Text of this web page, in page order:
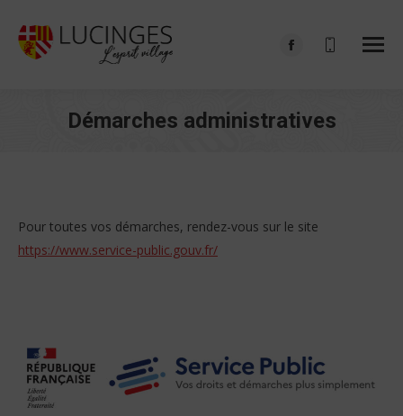
Facebook
in
Démarches administratives
Pour toutes vos démarches, rendez-vous sur le site
https://www.service-public.gouv.fr/